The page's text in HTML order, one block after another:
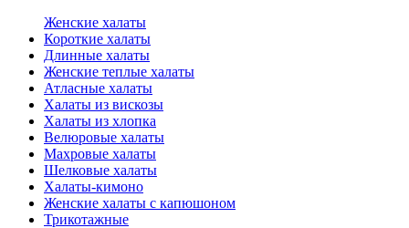
Женские халаты
Короткие халаты
Длинные халаты
Женские теплые халаты
Атласные халаты
Халаты из вискозы
Халаты из хлопка
Велюровые халаты
Махровые халаты
Шелковые халаты
Халаты-кимоно
Женские халаты с капюшоном
Трикотажные